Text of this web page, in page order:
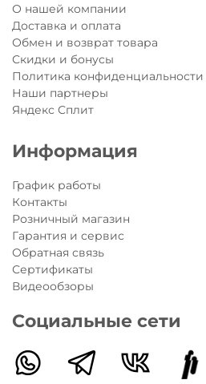
О нашей компании
Доставка и оплата
Обмен и возврат товара
Скидки и бонусы
Политика
Наши партнеры
Яндекс Сплит
Информация
График работы
Контакты
Розничный магазин
Гарантия и сервис
Обратная связь
Сертификаты
Видеообзоры
Социальные сети